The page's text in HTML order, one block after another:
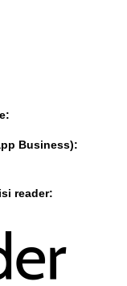
Business):
reader: